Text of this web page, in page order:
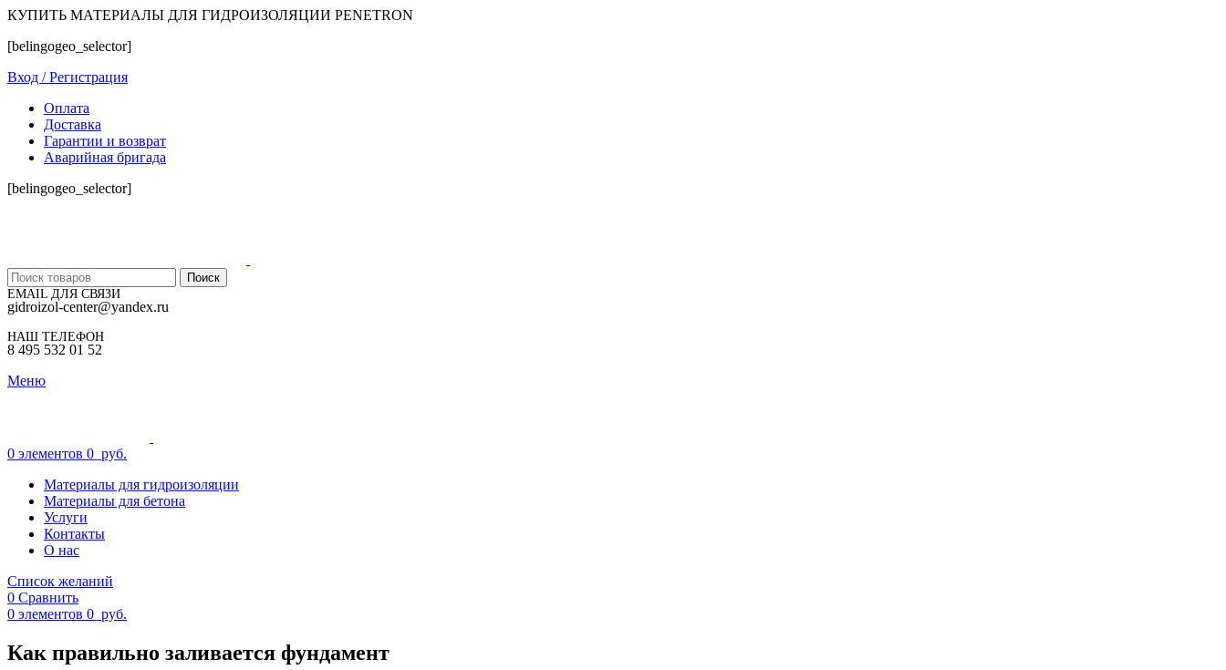
КУПИТЬ МАТЕРИАЛЫ ДЛЯ ГИДРОИЗОЛЯЦИИ PENETRON
[belingogeo_selector]
Вход / Регистрация
Оплата
Доставка
Гарантии и возврат
Аварийная бригада
[belingogeo_selector]
Поиск
EMAIL ДЛЯ СВЯЗИ
gidroizol-center@yandex.ru
НАШ ТЕЛЕФОН
8 495 532 01 52
Меню
0 элементов 0 руб.
Материалы для гидроизоляции
Материалы для бетона
Услуги
Контакты
О нас
Список желаний
0 Сравнить
0 элементов 0 руб.
Как правильно заливается фундамент